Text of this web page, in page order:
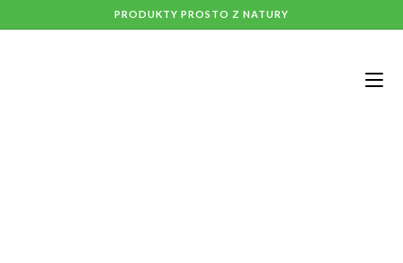
PRODUKTY PROSTO Z NATURY